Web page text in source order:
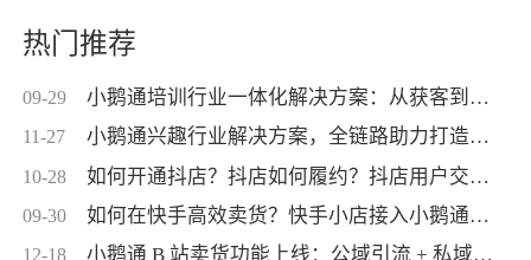
热门推荐
09-29 小鹅通培训行业一体化解决方案：从获客到交付，帮你打通增长全链路！
11-27 小鹅通兴趣行业解决方案，全链路助力打造高活跃用户生态！
10-28 如何开通抖店？抖店如何履约？抖店用户交付？抖店如何变现？
09-30 如何在快手高效卖货？快手小店接入小鹅通，转化率直线up！
12-18 小鹅通 B 站卖货功能上线：公域引流 + 私域交付闭环，助力商家高效变现！